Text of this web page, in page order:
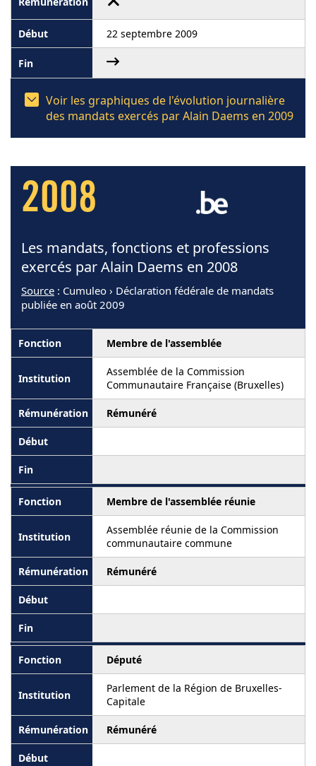
22 septembre 2009
Voir les graphiques de l'évolution journalière
des mandats exercés par Alain Daems en 2009
2008
Les mandats, fonctions et professions
exercés par Alain Daems en 2008
Source : Cumuleo › Déclaration fédérale de mandats
publiée en août 2009
Membre de l'assemblée
Assemblée de la Commission
Communautaire Française (Bruxelles)
Rémunéré
Membre de l'assemblée réunie
Assemblée réunie de la Commission
communautaire commune
Rémunéré
Député
Parlement de la Région de Bruxelles-
Capitale
Rémunéré